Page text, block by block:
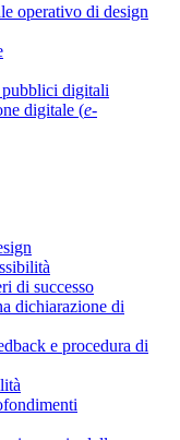
operativo di design
pubblici digitali
digitale (e-
di successo
dichiarazione di
e procedura di